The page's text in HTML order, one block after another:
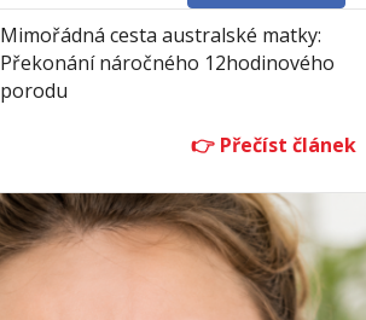
Mimořádná cesta australské matky:
Překonání náročného 12hodinového
porodu